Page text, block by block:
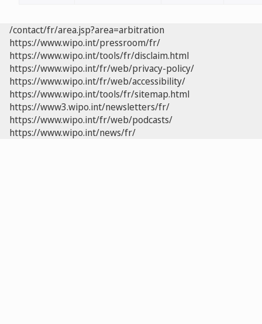
/contact/fr/area.jsp?area=arbitration
https://www.wipo.int/pressroom/fr/
https://www.wipo.int/tools/fr/disclaim.html
https://www.wipo.int/fr/web/privacy-policy/
https://www.wipo.int/fr/web/accessibility/
https://www.wipo.int/tools/fr/sitemap.html
https://www3.wipo.int/newsletters/fr/
https://www.wipo.int/fr/web/podcasts/
https://www.wipo.int/news/fr/